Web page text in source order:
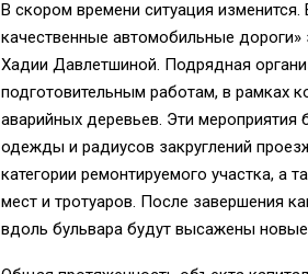
В скором времени ситуация
качественные автомобильные
Хадии Давлетшиной. Подрядная
подготовительным работам, в рамках
аварийных деревьев. Эти
одежды и радиусов закруглений
категории ремонтируемого участка, а
мест и тротуаров. После завершения
вдоль бульвара будут высажены